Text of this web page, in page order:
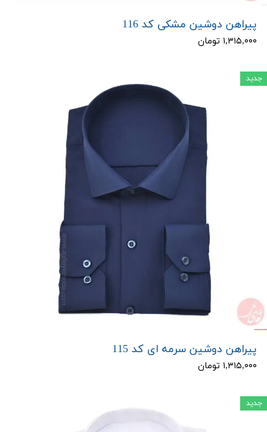
پیراهن دوشین مشکی کد 116
۱,۳۱۵,۰۰۰ تومان
پیراهن دوشین سرمه ای کد 115
۱,۳۱۵,۰۰۰ تومان
جدید
جدید